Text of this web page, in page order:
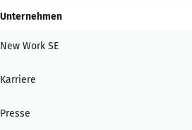
Unternehmen
New Work SE
Karriere
Presse